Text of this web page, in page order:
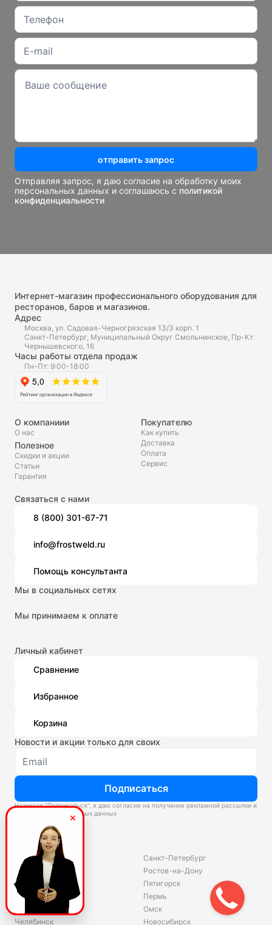
отправить запрос
Отправляя запрос, я даю согласие на обработку моих
персональных данных и соглашаюсь с политикой
конфиденциальности
Интернет-магазин профессионального оборудования для
ресторанов, баров и магазинов.
Адрес
Москва, ул. Садовая-Черногрязская 13/3 корп. 1
Санкт-Петербург, Муниципальный Округ Смольнинское, Пр-Кт
Чернышевского, 16
Часы работы отдела продаж
Пн-Пт: 9:00-18:00
О компаниии
О нас
Полезное
Скидки и акции
Статьи
Гарантия
Покупателю
Как купить
Доставка
Оплата
Сервис
Связаться с нами
8 (800) 301-67-71
info@frostweld.ru
Помощь консультанта
Мы в социальных сетях
Мы принимаем к оплате
Личный кабинет
Сравнение
Избранное
Корзина
Новости и акции только для своих
Подписаться
Нажимая “Подписаться”, я даю согласие на получение рекламной рассылки и
обработку персональных данных
Склады
Владивосток
Екатеринбург
Красноярск
Волгоград
Ярославль
Челябинск
Санкт-Петербург
Ростов-на-Дону
Пятигорск
Пермь
Омск
Новосибирск